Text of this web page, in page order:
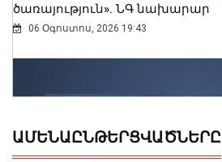
ծառայություն». ՆԳ նախարար
06 Օգոստոս, 2026 19:43
ԱՄԵՆԱԸՆԹԵՐՑՎԱԾՆԵՐԸ